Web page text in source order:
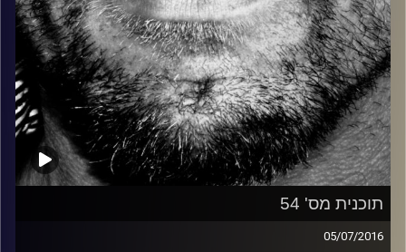
תוכנית מס' 54
05/07/2016